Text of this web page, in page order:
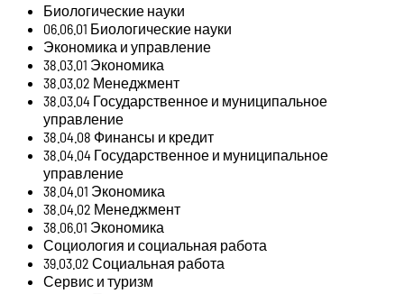
Биологические науки
06.06.01 Биологические науки
Экономика и управление
38.03.01 Экономика
38.03.02 Менеджмент
38.03.04 Государственное и муниципальное
управление
38.04.08 Финансы и кредит
38.04.04 Государственное и муниципальное
управление
38.04.01 Экономика
38.04.02 Менеджмент
38.06.01 Экономика
Социология и социальная работа
39.03.02 Социальная работа
Сервис и туризм